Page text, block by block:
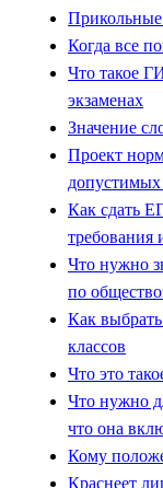
Когда все
Что такое
экзаменах
Значение
Проект
Как сдать
требования
Что нужно
по
Как
классов
Что это
Что нужно
что она
Кому
Краснеет